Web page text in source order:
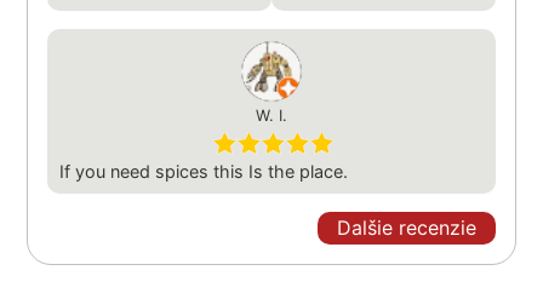
W. I.
If you need spices this Is the place.
Dalšie recenzie